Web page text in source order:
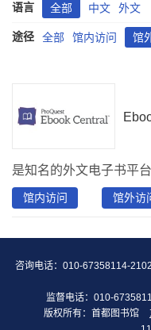
语言 全部 中文 外文
途径 全部 馆内访问 馆
馆内访问 馆外访
咨询电话：010-67358114-
监督电话：010-
版权所有：首都图书馆